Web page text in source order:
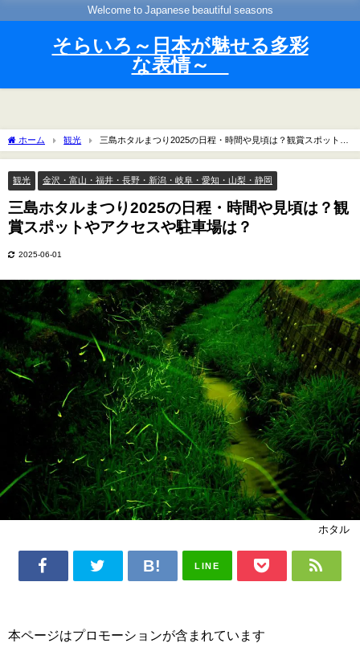
Welcome to Japanese beautiful seasons
そらいろ～日本が魅せる多彩
な表情～
ホーム 観光
三島ホタルまつり2025の日程・時間や見頃は？観賞スポットや
アクセスや駐車場は？
観光 金沢・富山・福井・長野・新潟・岐阜・愛知・山梨・静岡
三島ホタルまつり2025の日程・時間や見頃は？観
賞スポットやアクセスや駐車場は？
2025-06-01
ホタル
LINE
本ページはプロモーションが含まれています